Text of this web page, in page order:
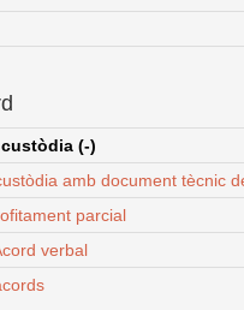
(-)
amb document tècnic
parcial
verbal